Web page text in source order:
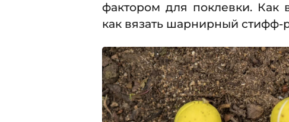
фактором для поклевки. Как
как вязать шарнирный стифф-